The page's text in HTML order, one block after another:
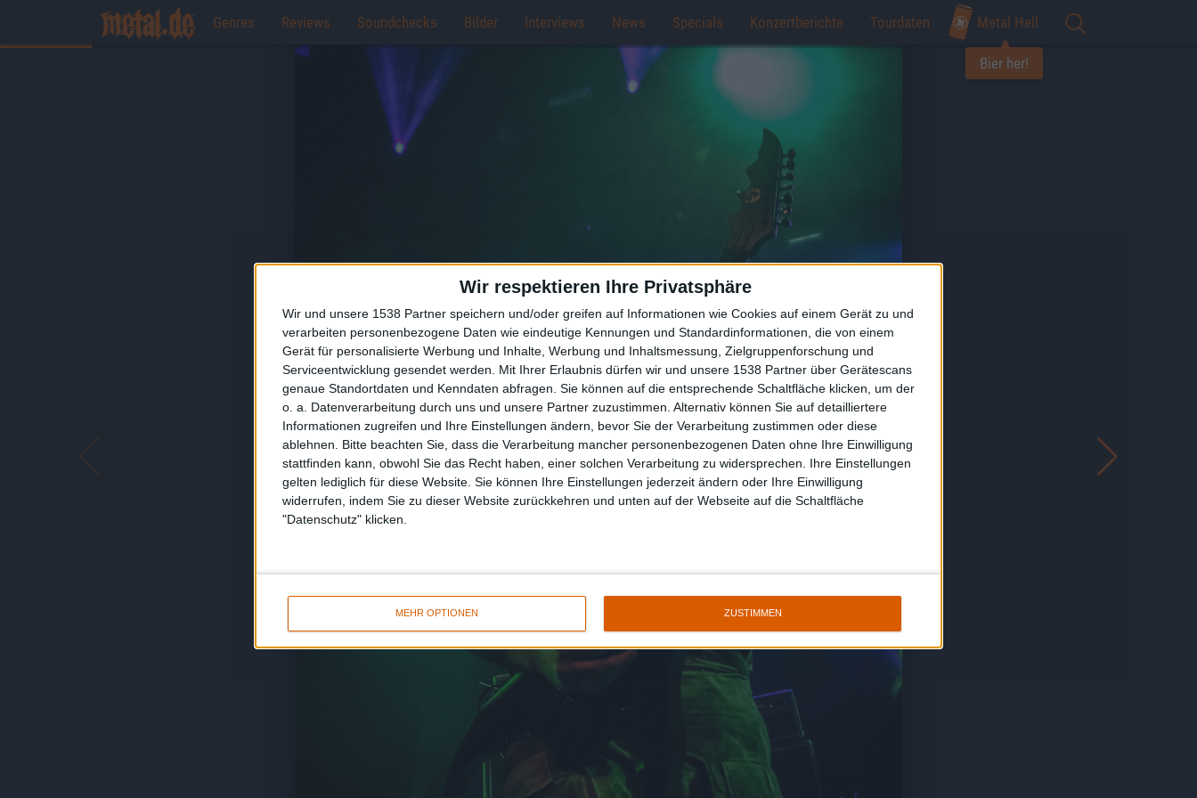
Wir respektieren Ihre Privatsphäre
Wir und unsere 1538 Partner speichern und/oder greifen auf Informationen wie Cookies auf einem Gerät zu und
verarbeiten personenbezogene Daten wie eindeutige Kennungen und Standardinformationen, die von einem
Gerät für personalisierte Werbung und Inhalte, Werbung und Inhaltsmessung, Zielgruppenforschung und
Serviceentwicklung gesendet werden. Mit Ihrer Erlaubnis dürfen wir und unsere 1538 Partner über Gerätescans
genaue Standortdaten und Kenndaten abfragen. Sie können auf die entsprechende Schaltfläche klicken, um der
o. a. Datenverarbeitung durch uns und unsere Partner zuzustimmen. Alternativ können Sie auf detailliertere
Informationen zugreifen und Ihre Einstellungen ändern, bevor Sie der Verarbeitung zustimmen oder diese
ablehnen. Bitte beachten Sie, dass die Verarbeitung mancher personenbezogenen Daten ohne Ihre Einwilligung
stattfinden kann, obwohl Sie das Recht haben, einer solchen Verarbeitung zu widersprechen. Ihre Einstellungen
gelten lediglich für diese Website. Sie können Ihre Einstellungen jederzeit ändern oder Ihre Einwilligung
widerrufen, indem Sie zu dieser Website zurückkehren und unten auf der Webseite auf die Schaltfläche
"Datenschutz" klicken.
MEHR OPTIONEN ZUSTIMMEN
Genres Reviews Soundchecks Bilder Interviews News Specials Konzertberichte Tourdaten Metal Hell
Bier her!